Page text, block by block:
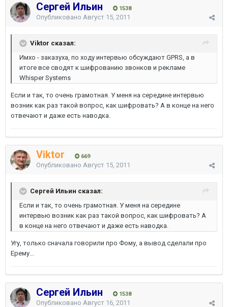
Сергей Ильин 1538
Опубликовано Август 15, 2011
Viktor сказал:
Имхо - заказуха, по ходу интервью обсуждают GPRS, а в
итоге все сводят к шифрованию звонков и рекламе
Whisper Systems
Если и так, то очень грамотная. У меня на середине интервью
возник как раз такой вопрос, как шифровать? А в конце на него
отвечают и даже есть наводка.
Viktor 669
Опубликовано Август 15, 2011
Сергей Ильин сказал:
Если и так, то очень грамотная. У меня на середине
интервью возник как раз такой вопрос, как шифровать? А
в конце на него отвечают и даже есть наводка.
Угу, только сначала говорили про Фому, а вывод сделали про
Ерему...
Сергей Ильин 1538
Опубликовано Август 16, 2011